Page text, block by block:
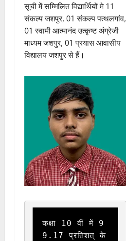
सूची में सम्मिलित विद्यार्थियों मे 11
संकल्प जशपुर, 01 संकल्प पत्थलगांव,
01 स्वामी आत्मानंद उत्कृष्ट अंग्रेजी
माध्यम जशपुर, 01 प्रयास आवासीय
विद्यालय जशपुर से हैं।
कक्षा 10 वीं में 9
9.17 प्रतिशत् के